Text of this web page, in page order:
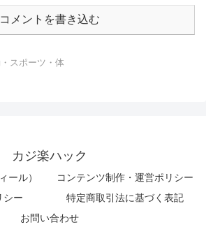
コメントを書き込む
スポーツ・体
カジ楽ハック
ール）
コンテンツ制作・運営ポリシー
シー
特定商取引法に基づく表記
お問い合わせ